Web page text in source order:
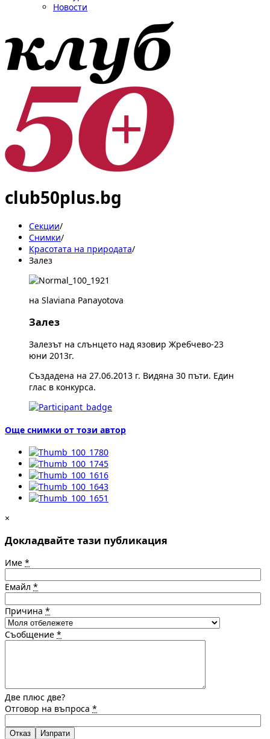
Новости
club50plus.bg
Секции/
Снимки/
Красотата на природата/
Залез
на Slaviana Panayotova
Залез
Залезът на слънцето над язовир Жребчево-23
юни 2013г.
Създадена на 27.06.2013 г. Видяна 30 пъти. Един
глас в конкурса.
Още снимки от този автор
×
Докладвайте тази публикация
Име *
Емайл *
Причина *
Съобщение *
Две плюс две?
Отговор на въпроса *
Отказ